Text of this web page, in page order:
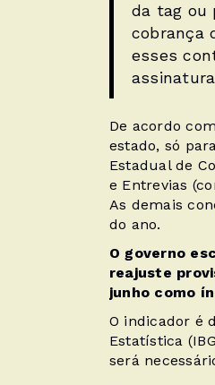
da tag ou
cobrança
esses
De acordo
estado, só
Estadual de
e Entrevias
As demais
do ano.
O governo
reajuste
junho como
O indicador é
Estatística
será